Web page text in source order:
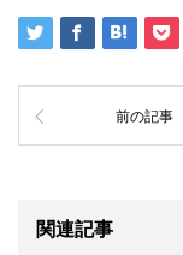
前の記事
関連記事